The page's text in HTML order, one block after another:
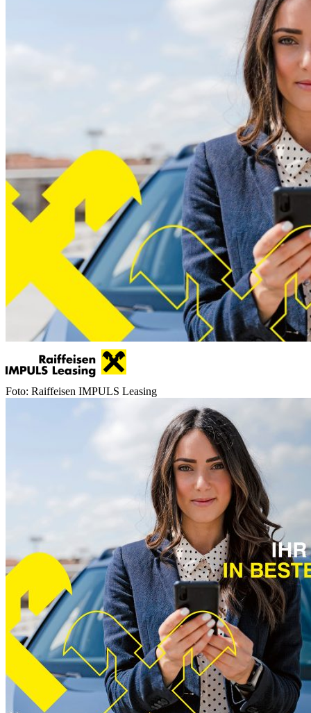
Foto: Raiffeisen IMPULS Leasing